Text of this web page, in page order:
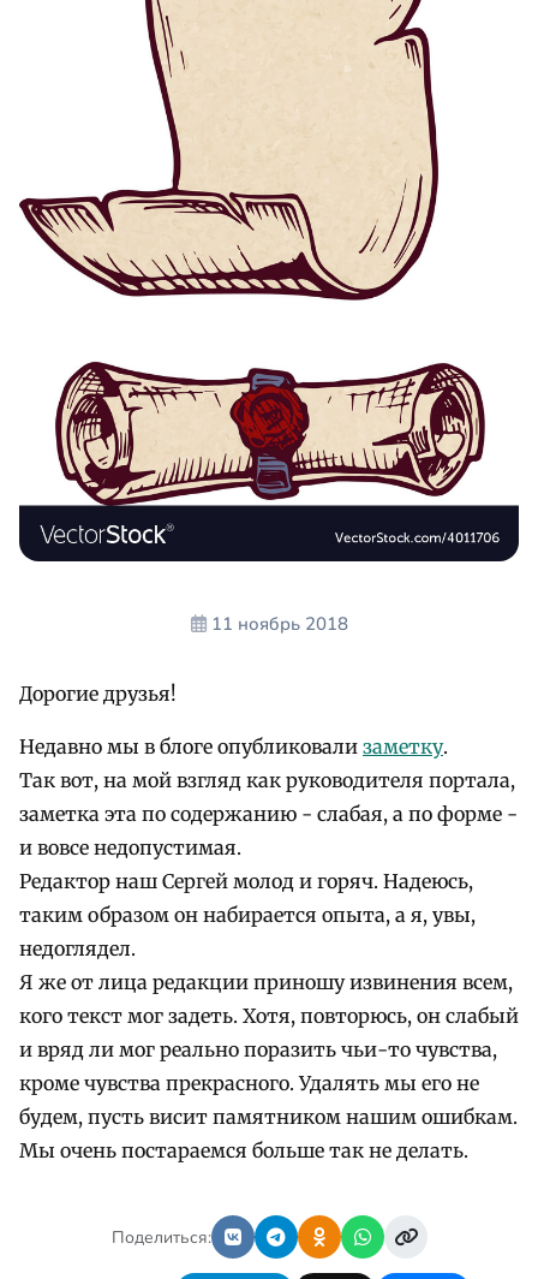
11 ноябрь 2018
Дорогие друзья!
Недавно мы в блоге опубликовали заметку.
Так вот, на мой взгляд как руководителя портала,
заметка эта по содержанию - слабая, а по форме -
и вовсе недопустимая.
Редактор наш Сергей молод и горяч. Надеюсь,
таким образом он набирается опыта, а я, увы,
недоглядел.
Я же от лица редакции приношу извинения всем,
кого текст мог задеть. Хотя, повторюсь, он слабый
и вряд ли мог реально поразить чьи-то чувства,
кроме чувства прекрасного. Удалять мы его не
будем, пусть висит памятником нашим ошибкам.
Мы очень постараемся больше так не делать.
Поделиться: